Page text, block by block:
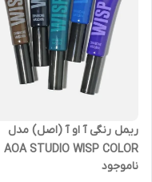
ریمل رنگی آ او آ (اصل) مدل
AOA STUDIO WISP COLOR
MASCARA
ناموجود